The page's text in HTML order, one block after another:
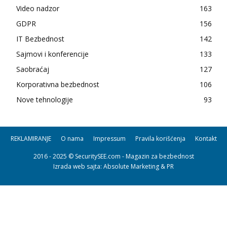
Video nadzor
163
GDPR
156
IT Bezbednost
142
Sajmovi i konferencije
133
Saobraćaj
127
Korporativna bezbednost
106
Nove tehnologije
93
REKLAMIRANJE O nama Impressum Pravila korišćenja Kontakt
2016 - 2025 © SecuritySEE.com - Magazin za bezbednost
Izrada web sajta: Absolute Marketing & PR